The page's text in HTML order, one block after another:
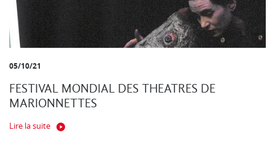
05/10/21
FESTIVAL MONDIAL DES THEATRES DE
MARIONNETTES
Lire la suite